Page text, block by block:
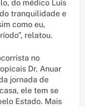
do médico Luís
tranquilidade e
como eu,
relatou.
no
Dr. Anuar
jornada de
ele tem se
Estado. Mais